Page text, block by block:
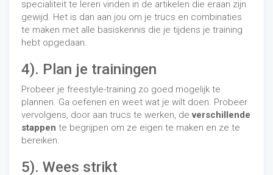
specialiteit te leren vinden in de artikelen die eraan zijn
gewijd. Het is dan aan jou om je trucs en combinaties
te maken met alle basiskennis die je tijdens je training
hebt opgedaan.
4). Plan je trainingen
Probeer je freestyle-training zo goed mogelijk te
plannen. Ga oefenen en weet wat je wilt doen. Probeer
vervolgens, door aan trucs te werken, deverschillende
stappen te begrijpen om ze eigen te maken en ze te
bereiken.
5). Wees strikt